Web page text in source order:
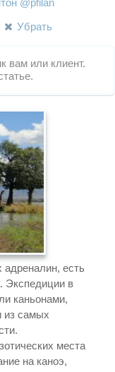
@pfilan
Убрать
вам или клиент.
есть
Экспедиции в
каньонами,
из самых
места
на каноэ,